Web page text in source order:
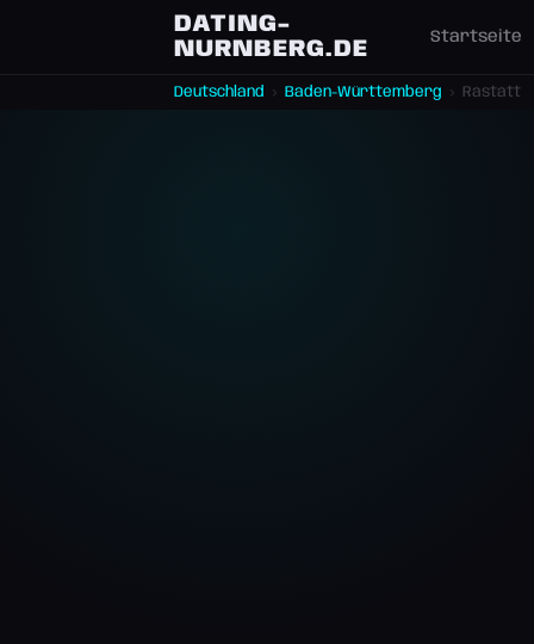
DATING-
NURNBERG.DE
Startseite
Deutschland › Baden-Württemberg › Rastatt